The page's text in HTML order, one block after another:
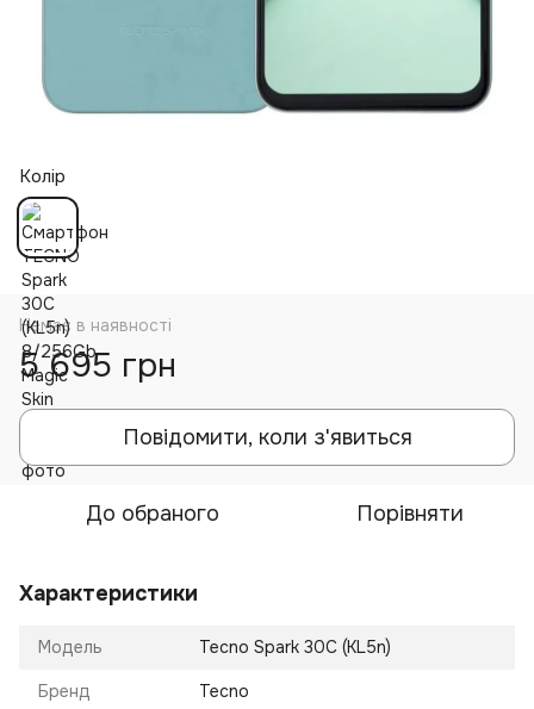
Колір
Немає в наявності
5 695 грн
Повідомити, коли з'явиться
До обраного Порівняти
Характеристики
Модель Tecno Spark 30C (KL5n)
Бренд Tecno